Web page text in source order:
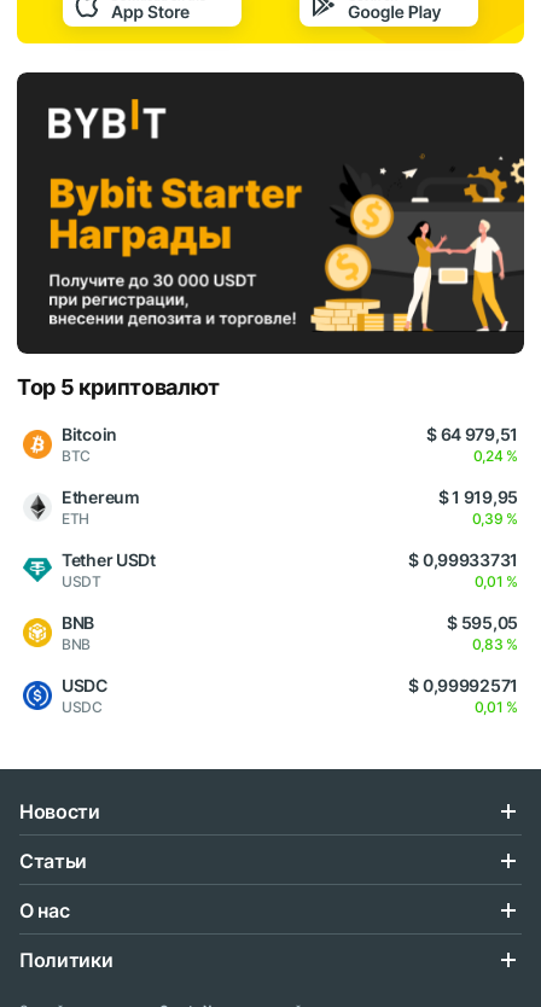
Top 5 криптовалют
Bitcoin
BTC
$ 64 979,51
0,24 %
Ethereum
ETH
$ 1 919,95
0,39 %
Tether USDt
USDT
$ 0,99933731
0,01 %
BNB
BNB
$ 595,05
0,83 %
USDC
USDC
$ 0,99992571
0,01 %
Новости
Статьи
О нас
Политики